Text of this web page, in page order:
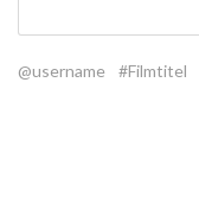
@username #Filmtitel